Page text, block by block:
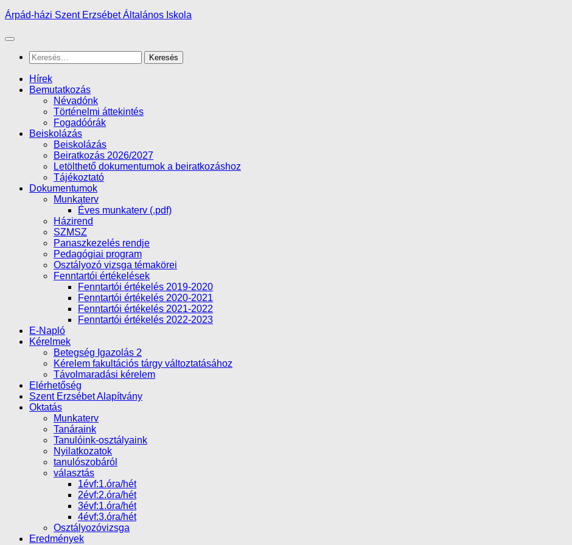
Skip
content
Árpád-házi Szent Erzsébet Általános Iskola
Keresés:
Hírek
Bemutatkozás
Névadónk
Történelmi áttekintés
Fogadóórák
Beiskolázás
Beiskolázás
Beiratkozás 2026/2027
Letölthető dokumentumok a beiratkozáshoz
Tájékoztató
Dokumentumok
Munkaterv
Éves munkaterv (.pdf)
Házirend
SZMSZ
Panaszkezelés rendje
Pedagógiai program
Osztályozó vizsga témakörei
Fenntartói értékelések
Fenntartói értékelés 2019-2020
Fenntartói értékelés 2020-2021
Fenntartói értékelés 2021-2022
Fenntartói értékelés 2022-2023
E-Napló
Kérelmek
Betegség Igazolás 2
Kérelem fakultációs tárgy változtatásához
Távolmaradási kérelem
Elérhetőség
Szent Erzsébet Alapítvány
Oktatás
Munkaterv
Tanáraink
Tanulóink-osztályaink
Nyilatkozatok
tanulószobáról
választás
1évf:1.óra/hét
2évf:2.óra/hét
3évf:1.óra/hét
4évf:3.óra/hét
Osztályozóvizsga
Eredmények